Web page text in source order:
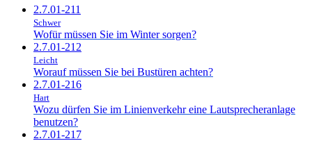
2.7.01-211
Schwer
Wofür müssen Sie im Winter sorgen?
2.7.01-212
Leicht
Worauf müssen Sie bei Bustüren achten?
2.7.01-216
Hart
Wozu dürfen Sie im Linienverkehr eine Lautsprecheranlage
benutzen?
2.7.01-217